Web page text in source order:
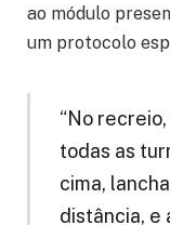
ao módulo
um protocolo
“No
todas as
cima,
distância, e